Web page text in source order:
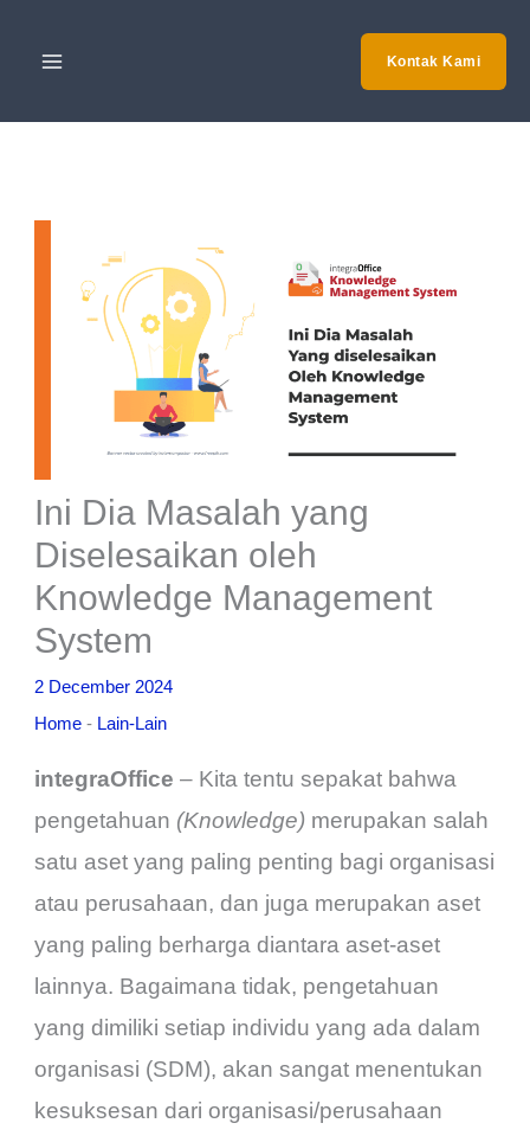
Kontak Kami
Ini Dia Masalah yang
Diselesaikan oleh
Knowledge Management
System
2 December 2024
Home - Lain-Lain
integraOffice– Kita tentu sepakat bahwa
pengetahuan (Knowledge) merupakan salah
satu aset yang paling penting bagi organisasi
atau perusahaan, dan juga merupakan aset
yang paling berharga diantara aset-aset
lainnya. Bagaimana tidak, pengetahuan
yang dimiliki setiap individu yang ada dalam
organisasi (SDM), akan sangat menentukan
kesuksesan dari organisasi/perusahaan